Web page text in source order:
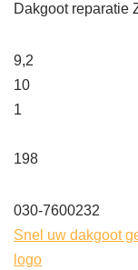
Dakgoot reparatie
9,2
10
1
198
030-7600232
Snel uw dakgoot
logo